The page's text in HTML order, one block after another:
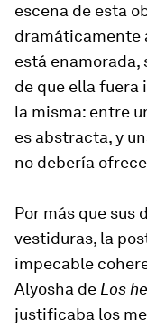
escena de esta
dramáticamente
está enamorada,
de que ella fuera
la misma: entre
es abstracta, y
no debería
Por más que sus
vestiduras, la
impecable
Alyosha de Los
justificaba los